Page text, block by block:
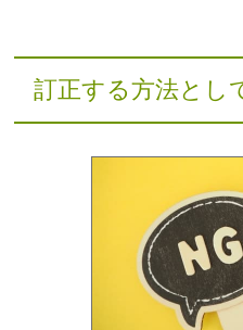
訂正する方法とし